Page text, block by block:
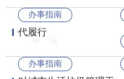
代履行
办事指南
办事指南